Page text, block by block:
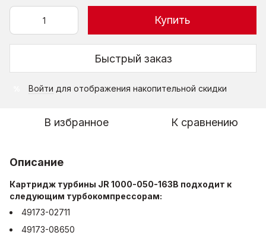
Купить
Быстрый заказ
Войти для отображения накопительной скидки
В избранное К сравнению
Описание
Картридж турбины JR 1000-050-163B подходит к
следующим турбокомпрессорам:
49173-02711
49173-08650